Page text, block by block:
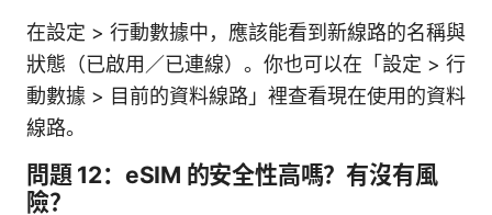
在設定 > 行動數據中，應該能看到新線路的名稱與
狀態（已啟用／已連線）。你也可以在「設定 > 行
動數據 > 目前的資料線路」裡查看現在使用的資料
線路。
問題 12：eSIM 的安全性高嗎？有沒有風
險？